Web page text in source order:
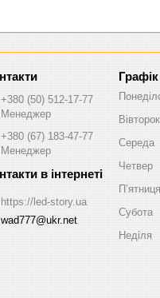
+380 (50) 512-17-77
Менеджер
+380 (67) 183-47-77
Менеджер
https://led-story.ua
wad777@ukr.net
Вівторок
Середа
Четвер
Пʼятниця
Субота
Неділя